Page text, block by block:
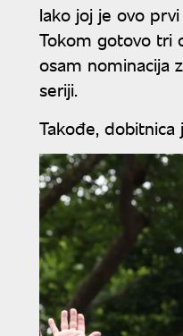
Iako joj je ovo
Tokom gotovo tri
osam nominacija
seriji.
Takođe,